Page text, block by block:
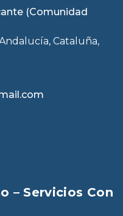
(Comunidad
Cataluña,
– Servicios Con